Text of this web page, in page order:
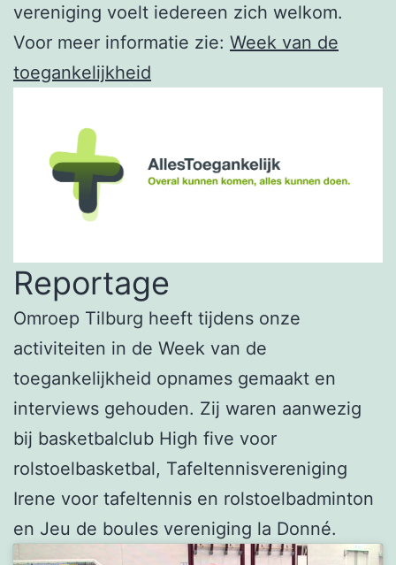
vereniging voelt iedereen zich welkom.
Voor meer informatie zie: Week van de
toegankelijkheid
Reportage
Omroep Tilburg heeft tijdens onze
activiteiten in de Week van de
toegankelijkheid opnames gemaakt en
interviews gehouden. Zij waren aanwezig
bij basketbalclub High five voor
rolstoelbasketbal, Tafeltennisvereniging
Irene voor tafeltennis en rolstoelbadminton
en Jeu de boules vereniging la Donné.